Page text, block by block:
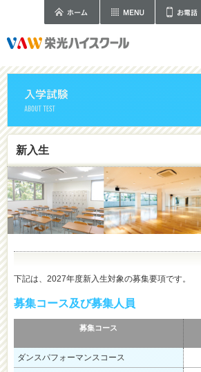
新入生
下記は、2027年度新入生対象の募集要項です。
募集コース及び募集人員
募集コース
ダンスパフォーマンスコース